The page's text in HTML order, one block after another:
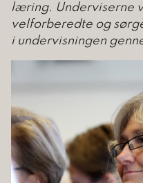
læring. Underviserne
velforberedte og
i undervisningen